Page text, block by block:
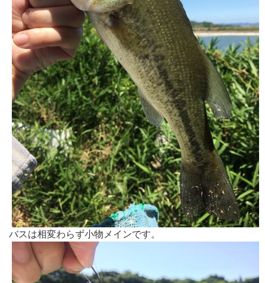
バスは相変わらず小物メインです。